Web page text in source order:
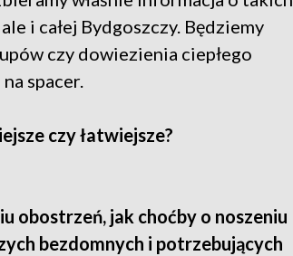
i całej Bydgoszczy. Będziemy
czy dowiezienia ciepłego
spacer.
czy łatwiejsze?
obostrzeń, jak choćby o noszeniu
bezdomnych i potrzebujących